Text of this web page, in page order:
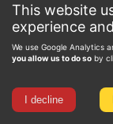
This website
experience
We use Google Analytics
you allow us to do so by
I decline
Paslanma